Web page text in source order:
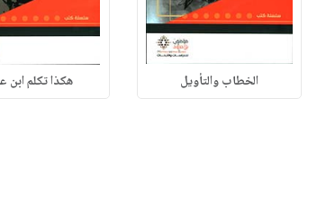
الخطاب والتأويل هكذا تكلم ابن